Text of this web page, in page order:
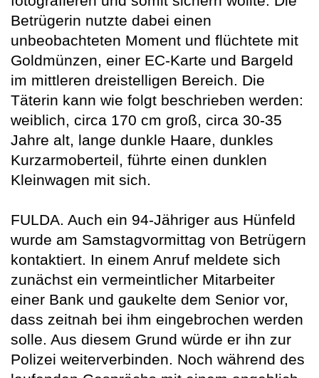
Betrügerin nutzte dabei einen
unbeobachteten Moment und flüchtete mit
Goldmünzen, einer EC-Karte und Bargeld
im mittleren dreistelligen Bereich. Die
Täterin kann wie folgt beschrieben werden:
weiblich, circa 170 cm groß, circa 30-35
Jahre alt, lange dunkle Haare, dunkles
Kurzarmoberteil, führte einen dunklen
Kleinwagen mit sich.
FULDA. Auch ein 94-Jähriger aus Hünfeld
wurde am Samstagvormittag von Betrügern
kontaktiert. In einem Anruf meldete sich
zunächst ein vermeintlicher Mitarbeiter
einer Bank und gaukelte dem Senior vor,
dass zeitnah bei ihm eingebrochen werden
solle. Aus diesem Grund würde er ihn zur
Polizei weiterverbinden. Noch während des